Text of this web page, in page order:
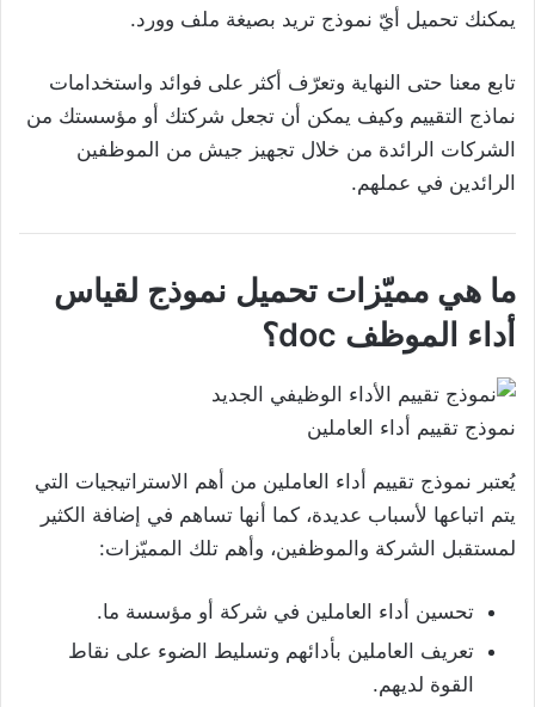
يمكنك تحميل أيّ نموذج تريد بصيغة ملف وورد.
تابع معنا حتى النهاية وتعرّف أكثر على فوائد واستخدامات
نماذج التقييم وكيف يمكن أن تجعل شركتك أو مؤسستك من
الشركات الرائدة من خلال تجهيز جيش من الموظفين
الرائدين في عملهم.
ما هي مميّزات تحميل نموذج لقياس
أداء الموظف doc؟
نموذج تقييم أداء العاملين
يُعتبر نموذج تقييم أداء العاملين من أهم الاستراتيجيات التي
يتم اتباعها لأسباب عديدة، كما أنها تساهم في إضافة الكثير
لمستقبل الشركة والموظفين، وأهم تلك المميّزات:
تحسين أداء العاملين في شركة أو مؤسسة ما.
تعريف العاملين بأدائهم وتسليط الضوء على نقاط
القوة لديهم.